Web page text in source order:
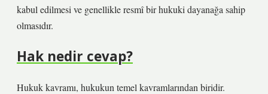
kabul edilmesi ve genellikle resmî bir hukuki dayanağa sahip
olmasıdır.
Hak nedir cevap?
Hukuk kavramı, hukukun temel kavramlarından biridir.